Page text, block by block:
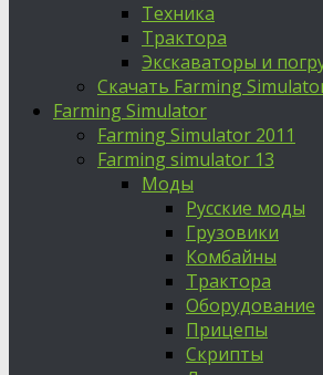
Техника
Трактора
Экскаваторы и
Скачать Farming
Farming Simulator
Farming Simulator 2011
Farming simulator 13
Моды
Русские моды
Грузовики
Комбайны
Трактора
Оборудование
Прицепы
Скрипты